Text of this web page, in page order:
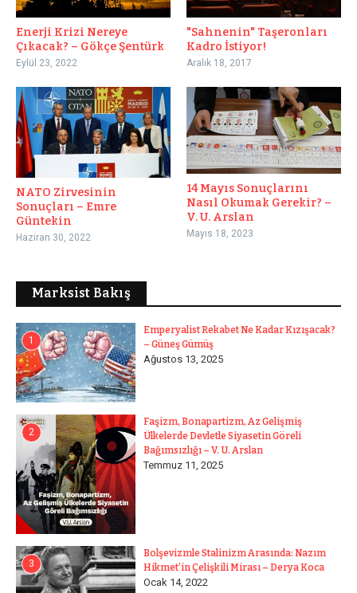
Enerji Krizi Nereye
Çıkacak? – Gökçe Şentürk
Eylül 23, 2022
"Sahnenin" Taşeronları
Kadro İstiyor!
Aralık 18, 2017
NATO Zirvesinin
Sonuçları – Emre
Güntekin
Haziran 30, 2022
14 Mayıs Sonuçlarını
Nasıl Okumak Gerekir? –
V. U. Arslan
Mayıs 18, 2023
Marksist Bakış
1
Emperyalist Rekabet Ne Kadar Kızışacak?
– Güneş Gümüş
Ağustos 13, 2025
2
Faşizm, Bonapartizm, Az Gelişmiş
Ülkelerde Devletle Siyasetin Göreli
Bağımsızlığı – V. U. Arslan
Temmuz 11, 2025
3
Bolşevizmle Stalinizm Arasında: Nazım
Hikmet’in Çelişkili Mirası – Derya Koca
Ocak 14, 2022